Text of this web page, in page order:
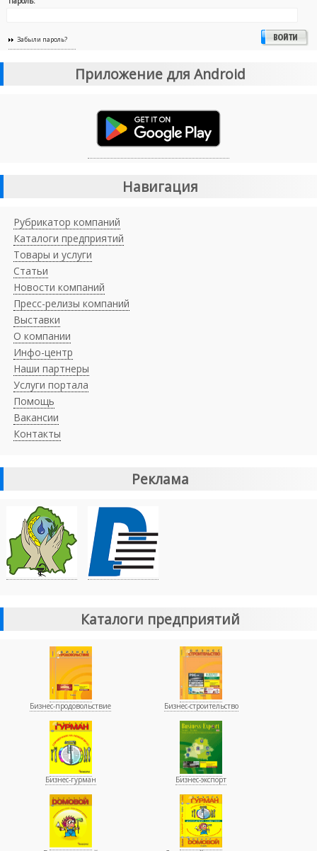
Забыли пароль?
Приложение для Android
Навигация
Рубрикатор компаний
Каталоги предприятий
Товары и услуги
Статьи
Новости компаний
Пресс-релизы компаний
Выставки
О компании
Инфо-центр
Наши партнеры
Услуги портала
Помощь
Вакансии
Контакты
Реклама
Каталоги предприятий
Бизнес-продовольствие Бизнес-строительство
Бизнес-гурман Бизнес-экспорт